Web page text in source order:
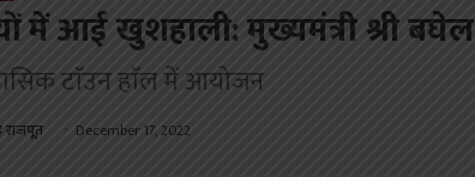
में आई खुशहाली: मुख्यमंत्री श्री बघेल
टाॅउन हाॅल में आयोजन
राजपूत December 17, 2022